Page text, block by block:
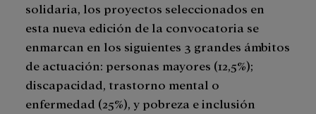
solidaria, los proyectos seleccionados en
esta nueva edición de la convocatoria se
enmarcan en los siguientes 3 grandes ámbitos
de actuación: personas mayores (12,5%);
discapacidad, trastorno mental o
enfermedad (25%), y pobreza e inclusión